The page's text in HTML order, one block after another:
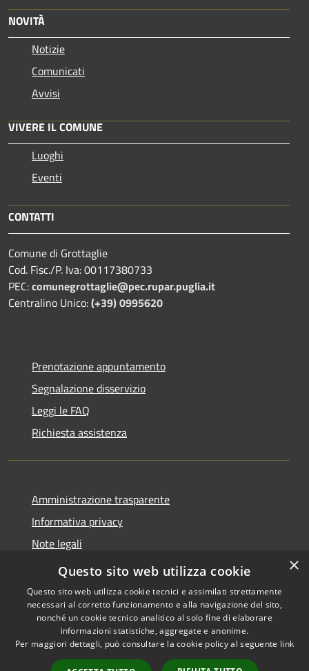
NOVITÀ
Notizie
Comunicati
Avvisi
VIVERE IL COMUNE
Luoghi
Eventi
CONTATTI
Comune di Grottaglie
Cod. Fisc./P. Iva: 00117380733
PEC:comunegrottaglie@pec.rupar.puglia.it
Centralino Unico:(+39) 0995620
Prenotazione appuntamento
Segnalazione disservizio
Leggi le FAQ
Richiesta assistenza
Amministrazione trasparente
Informativa privacy
Note legali
Dichiarazione di accessibilità
Accessibilità
Copyright © 2026 • Comune di
Grottaglie • Powered by
×
Questo sito web utilizza cookie
Questo sito web utilizza cookie tecnici e assimilati strettamente
necessari al corretto funzionamento e alla navigazione del sito,
nonché un cookie tecnico analitico al solo fine di elaborare
informazioni statistiche, aggregate e anonime.
Per maggiori dettagli, può consultare la cookie policy al seguente link